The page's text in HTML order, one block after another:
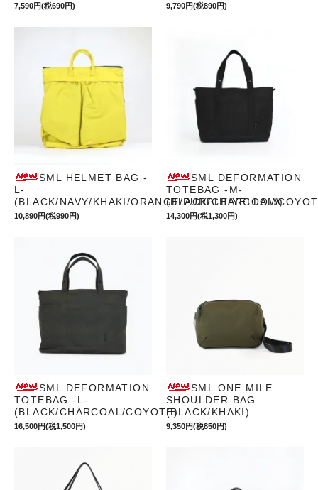
7,590円(税690円) 9,790円(税890円)
SML HELMET BAG -
L-
(BLACK/NAVY/KHAKI/ORANGE/PURPLE/YELLOW)
10,890円(税990円)
SML DEFORMATION
TOTEBAG -M-
(BLACK/CHARCOAL/
14,300円(税1,300円)
SML DEFORMATION
TOTEBAG -L-
(BLACK/CHARCOAL/COYOTE)
16,500円(税1,500円)
SML ONE MILE
SHOULDER BAG
(BLACK/KHAKI)
9,350円(税850円)